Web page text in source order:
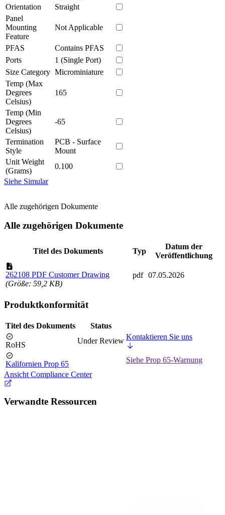
Orientation
Straight
Panel
Mounting
Feature
Not Applicable
PFAS
Contains PFAS
Ports
1 (Single Port)
Size Category Microminiature
Temp (Max
Degrees
Celsius)
165
Temp (Min
Degrees
Celsius)
-65
Termination
Style
PCB - Surface
Mount
Unit Weight
(Grams)
0.100
Siehe Simular
Alle zugehörigen Dokumente
Alle zugehörigen Dokumente
Titel des Dokuments Typ
Datum der
Veröffentlichung
262108 PDF Customer Drawing
(Größe: 59,2 KB)
pdf 07.05.2026
Produktkonformität
Titel des Dokuments Status
RoHS Under Review Kontaktieren Sie uns
Kalifornien Prop 65
Siehe Prop 65-Warnung
Ansicht Compliance Center
Verwandte Ressourcen